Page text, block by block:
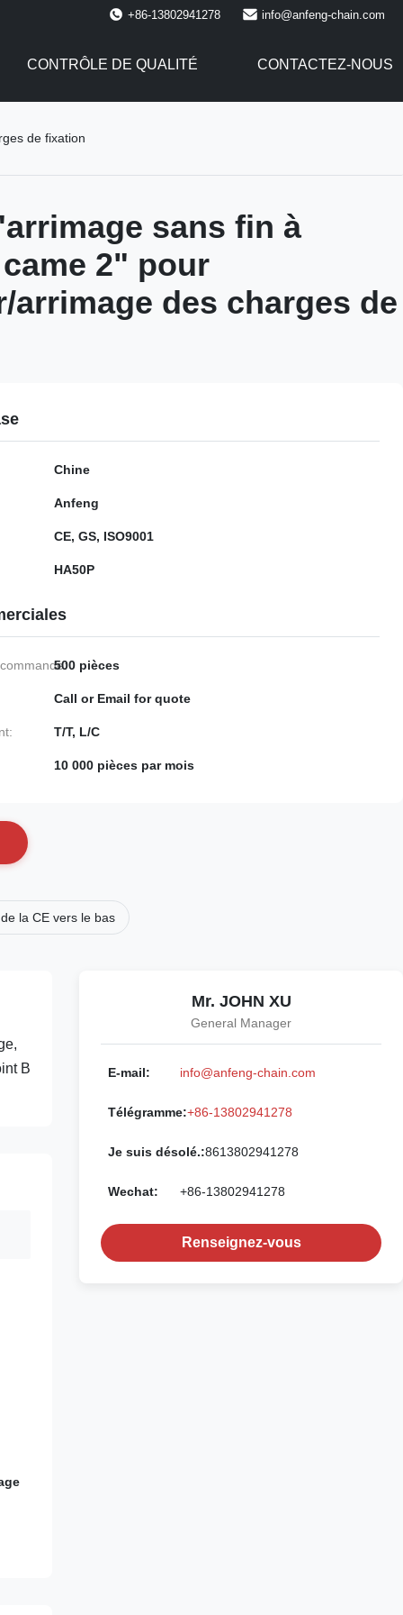
+86-13802941278 info@anfeng-chain.com
CONTRÔLE DE QUALITÉ CONTACTEZ-NOUS
de fixation
sans fin à
2" pour
arrimage des charges de
Chine
Anfeng
CE, GS, ISO9001
HA50P
500 pièces
Call or Email for quote
T/T, L/C
10 000 pièces par mois
la CE vers le bas
B
Mr. JOHN XU
General Manager
E-mail: info@anfeng-chain.com
Télégramme:+86-13802941278
Je suis désolé.:8613802941278
Wechat: +86-13802941278
Renseignez-vous